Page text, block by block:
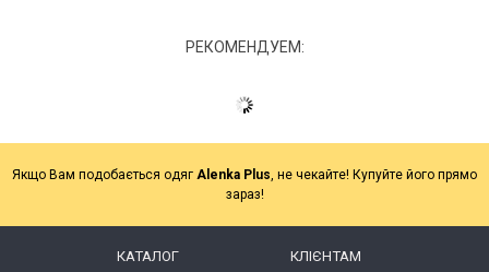
РЕКОМЕНДУЕМ:
Якщо Вам подобається одяг Alenka Plus , не чекайте! Купуйте його прямо
зараз!
КАТАЛОГ КЛІЄНТАМ